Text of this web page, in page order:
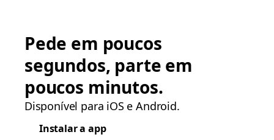
Pede em poucos
segundos, parte em
poucos minutos.
Disponível para iOS e Android.
Instalar a app